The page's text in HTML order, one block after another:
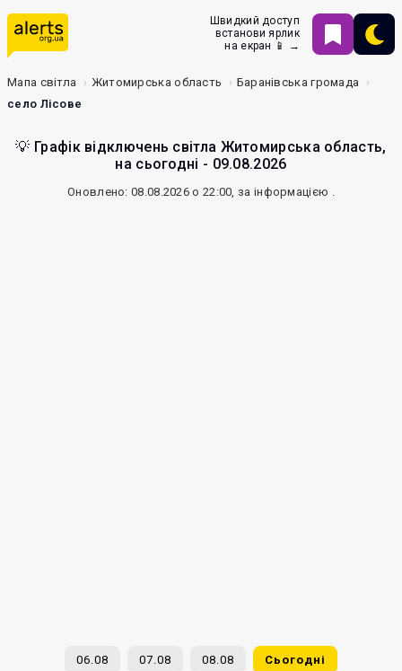
Швидкий доступ
встанови ярлик
на екран 📱 →
Мапа світла Житомирська область
Баранівська громада
село Лісове
💡 Графік відключень світла Житомирська область,
на сьогодні - 09.08.2026
Оновлено: 08.08.2026 о 22:00, за інформацією .
06.08 07.08 08.08 Сьогодні